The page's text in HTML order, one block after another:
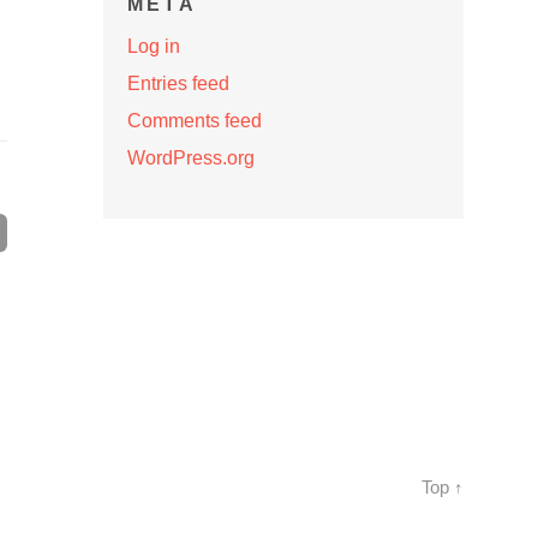
META
Log in
Entries feed
Comments feed
WordPress.org
Top ↑